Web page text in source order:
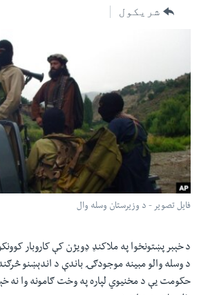
لټون
واوړئ
دلته
مخکې
مرکزي
لټون
نړۍ
ټې وي
دروغ ریښتیا
اداریه
Learning English
FOLLOW US
ژبې
شریکول
فایل تصویر - د وزیرستان وسله وال
د خېبر پښتونخوا په ملاکنډ ډويژن کې کاروبار
د وسله والو مبينه موجودګۍ باندې د اندېښنو
حکومت يې د مخنيوي لپاره په وخت ګامونه وا نه